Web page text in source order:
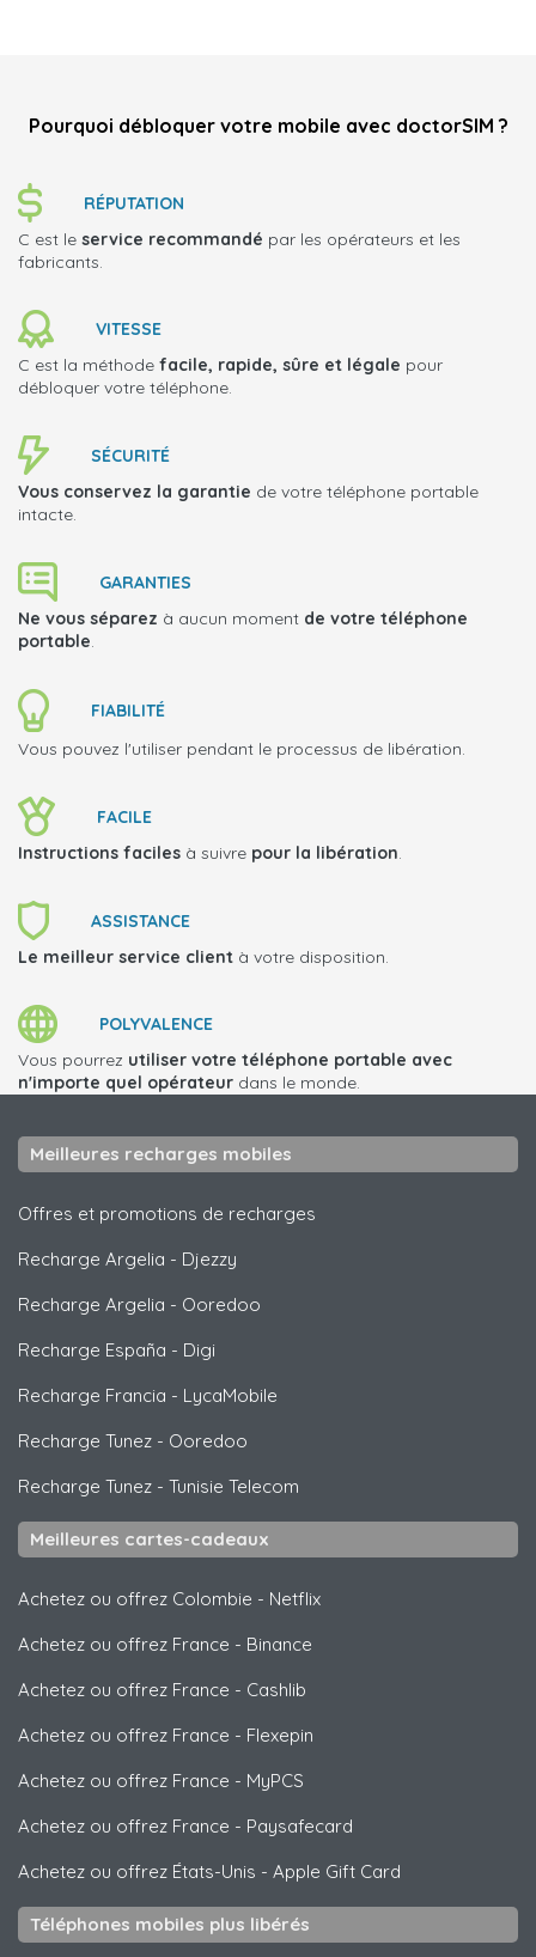
Pourquoi débloquer votre mobile avec doctorSIM ?
RÉPUTATION
C est le service recommandé par les opérateurs et les
fabricants.
VITESSE
C est la méthode facile, rapide, sûre et légale pour
débloquer votre téléphone.
SÉCURITÉ
Vous conservez la garantie de votre téléphone portable
intacte.
GARANTIES
Ne vous séparez à aucun moment de votre téléphone
portable.
FIABILITÉ
Vous pouvez l'utiliser pendant le processus de libération.
FACILE
Instructions faciles à suivre pour la libération.
ASSISTANCE
Le meilleur service client à votre disposition.
POLYVALENCE
Vous pourrez utiliser votre téléphone portable avec
n'importe quel opérateur dans le monde.
Meilleures recharges mobiles
Offres et promotions de recharges
Recharge Argelia - Djezzy
Recharge Argelia - Ooredoo
Recharge España - Digi
Recharge Francia - LycaMobile
Recharge Tunez - Ooredoo
Recharge Tunez - Tunisie Telecom
Meilleures cartes-cadeaux
Achetez ou offrez Colombie - Netflix
Achetez ou offrez France - Binance
Achetez ou offrez France - Cashlib
Achetez ou offrez France - Flexepin
Achetez ou offrez France - MyPCS
Achetez ou offrez France - Paysafecard
Achetez ou offrez États-Unis - Apple Gift Card
Téléphones mobiles plus libérés